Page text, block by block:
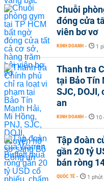
Chuỗi
đóng cửa
viên bơ vơ
KINH DOANH - 1
Thanh tra
tại Bảo Tín
SJC, DOJI,
an
KINH DOANH - 10
Tập đoàn
gần 20 tỷ
bán ròng
QUỐC TẾ - 1